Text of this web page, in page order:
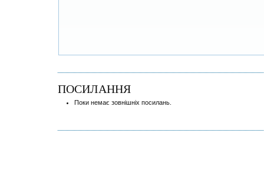
ПОСИЛАННЯ
Поки немає зовнішніх посилань.